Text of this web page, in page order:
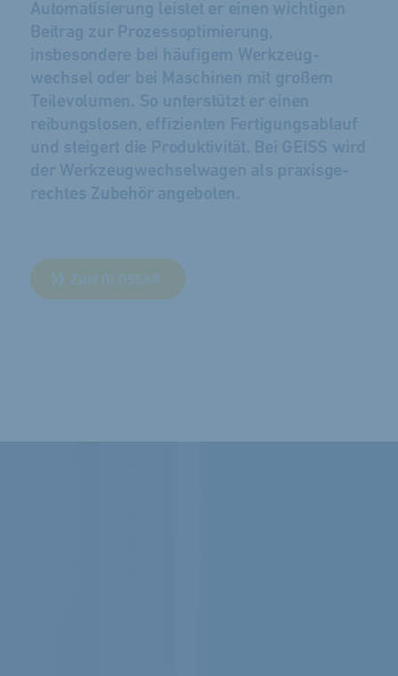
Auto­matisierung leistet er einen wichtigen
Beitrag zur Prozess­optimierung,
insbesondere bei häufigem Werk­zeug­
wechsel oder bei Maschinen mit großem
Teile­volumen. So unter­stützt er einen
reibungs­losen, effizienten Fertigungs­ab­lauf
und steigert die Produktivität. Bei GEISS wird
der Werk­zeug­wechsel­wagen als praxis­ge­
rechtes Zu­behör an­ge­boten.
ZUM GLOSSAR